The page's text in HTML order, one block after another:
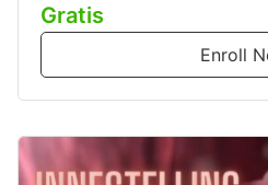
Gratis
Enroll